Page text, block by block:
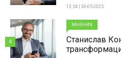
13:54 | 30-05-2025
МНЕНИЯ
Станислав
4